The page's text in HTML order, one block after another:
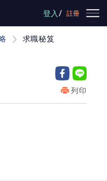
登入/ 註冊
求職秘笈
列印